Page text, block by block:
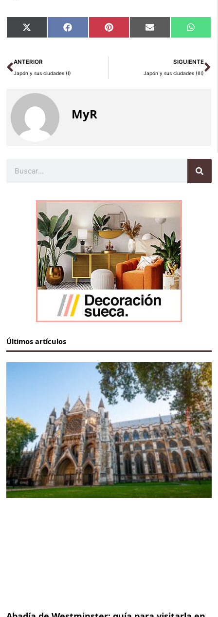
Compartir
en
X
(Twitter)
Compartir
en
Facebook Compartir
en
Pinterest Compartir
en
Email
en
Ant
ANTERIOR
Japón y sus ciudades (I)
SIGUIENTE
Japón y sus ciudades (III)
MyR
Últimos artículos